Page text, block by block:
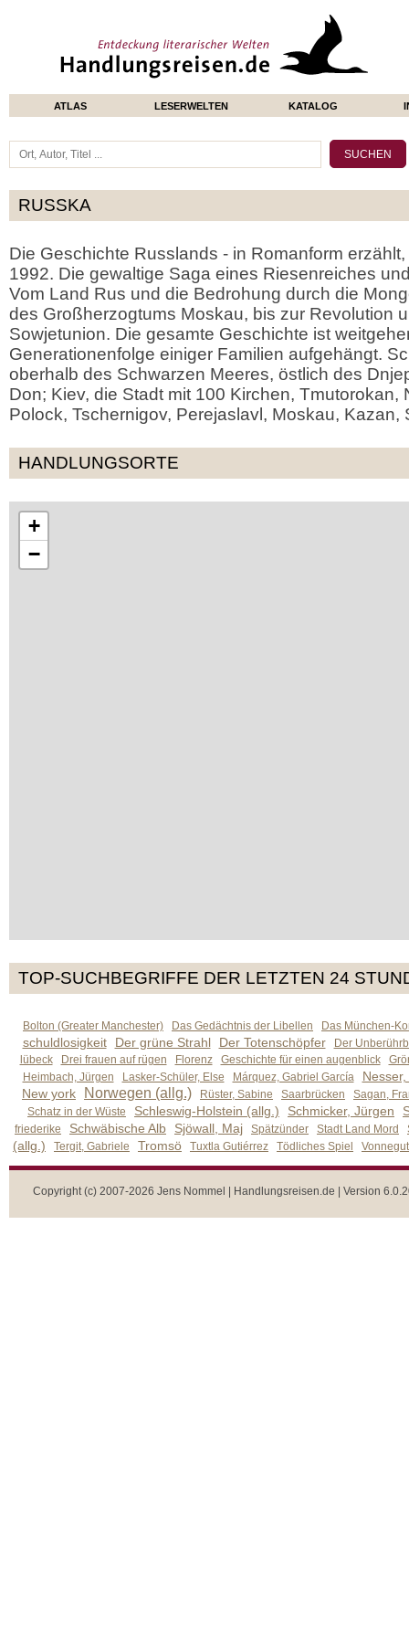
ATLAS LESERWELTEN KATALOG
RUSSKA
Die Geschichte Russlands - in Romanform
1992. Die gewaltige Saga eines Riesenreiches
Vom Land Rus und die Bedrohung durch die
des Großherzogtums Moskau, bis zur Revolution
Sowjetunion. Die gesamte Geschichte ist
Generationenfolge einiger Familien aufgehängt.
oberhalb des Schwarzen Meeres, östlich des
Don; Kiev, die Stadt mit 100 Kirchen, Tmutorokan,
Polock, Tschernigov, Perejaslavl, Moskau, Kazan,
HANDLUNGSORTE
+
−
TOP-SUCHBEGRIFFE DER LETZTEN 24
Bolton (Greater Manchester) Das Gedächtnis der Libellen Das München-
schuldlosigkeit Der grüne Strahl Der Totenschöpfer
Der
lübeck
Drei frauen auf rügen Florenz Geschichte für einen augenblick
Heimbach, Jürgen
Lasker-Schüler, Else Márquez, Gabriel García
New york
Norwegen (allg.) Rüster, Sabine Saarbrücken
Sagan,
Schatz in der Wüste
Schleswig-Holstein (allg.) Schmicker, Jürgen
friederike Schwäbische Alb Sjöwall, Maj Spätzünder Stadt Land Mord
(allg.) Tergit, Gabriele Tromsö Tuxtla Gutiérrez Tödliches Spiel
Copyright (c) 2007-2026 Jens Nommel | Handlungsreisen.de | Version